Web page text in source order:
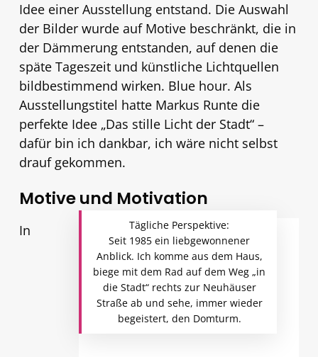
Idee einer Ausstellung entstand. Die Auswahl
der Bilder wurde auf Motive beschränkt, die in
der Dämmerung entstanden, auf denen die
späte Tageszeit und künstliche Lichtquellen
bildbestimmend wirken. Blue hour. Als
Ausstellungstitel hatte Markus Runte die
perfekte Idee „Das stille Licht der Stadt“ –
dafür bin ich dankbar, ich wäre nicht selbst
drauf gekommen.
Motive und Motivation
Tägliche Perspektive:
Seit 1985 ein liebgewonnener
Anblick. Ich komme aus dem Haus,
biege mit dem Rad auf dem Weg „in
die Stadt“ rechts zur Neuhäuser
Straße ab und sehe, immer wieder
begeistert, den Domturm.
In